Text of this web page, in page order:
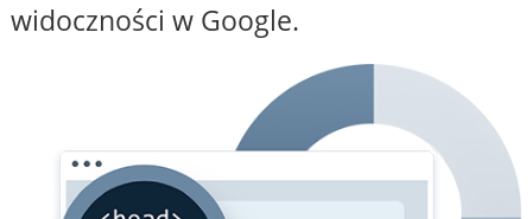
widoczności w Google.